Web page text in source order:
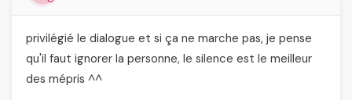
privilégié le dialogue et si ça ne marche pas, je pense
qu'il faut ignorer la personne, le silence est le meilleur
des mépris ^^